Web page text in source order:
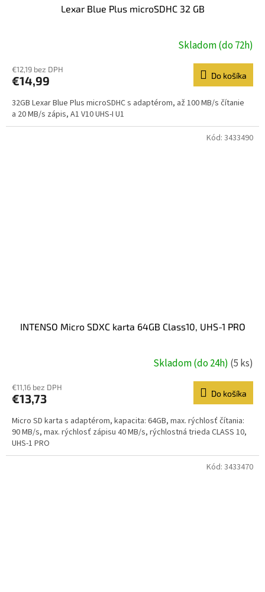
Lexar Blue Plus microSDHC 32 GB
Skladom (do 72h)
€12,19 bez DPH
€14,99 Do košíka
32GB Lexar Blue Plus microSDHC s adaptérom, až 100 MB/s čítanie
a 20 MB/s zápis, A1 V10 UHS-I U1
INTENSO Micro SDXC karta 64GB Class10, UHS-1 PRO
Skladom (do 24h) (5 ks)
€11,16 bez DPH
€13,73 Do košíka
Micro SD karta s adaptérom, kapacita: 64GB, max. rýchlosť čítania:
90 MB/s, max. rýchlosť zápisu 40 MB/s, rýchlostná trieda CLASS 10,
UHS-1 PRO
Kód: 3433490
Kód: 3433470